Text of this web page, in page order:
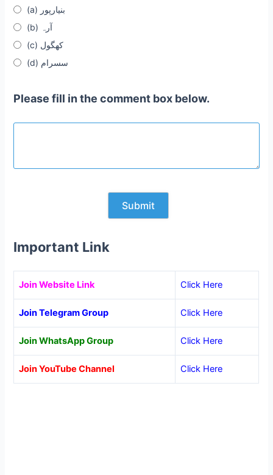
(a) بنیارپور
(b) آرہ
(c) کھگول
(d) سسرام
Please fill in the comment box below.
Important Link
Join Website Link Click Here
Join Telegram Group Click Here
Join WhatsApp Group Click Here
Join YouTube Channel Click Here